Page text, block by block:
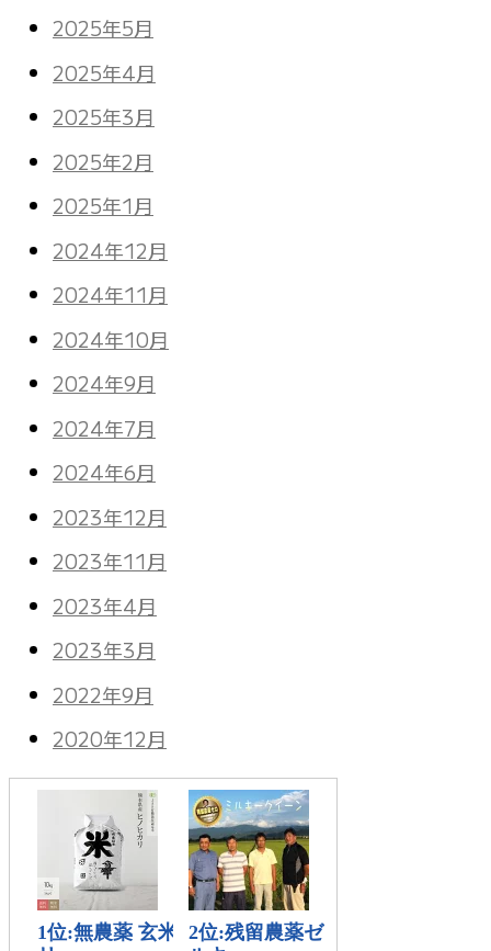
2025年5月
2025年4月
2025年3月
2025年2月
2025年1月
2024年12月
2024年11月
2024年10月
2024年9月
2024年7月
2024年6月
2023年12月
2023年11月
2023年4月
2023年3月
2022年9月
2020年12月